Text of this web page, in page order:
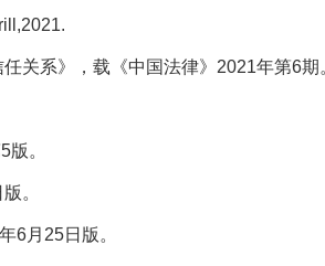
关系》，载《中国法律》2021年第6期
。
。
6月25日版。